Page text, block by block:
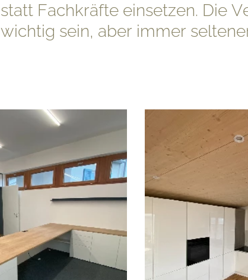
statt Fachkräfte einsetzen. Die
wichtig sein, aber immer